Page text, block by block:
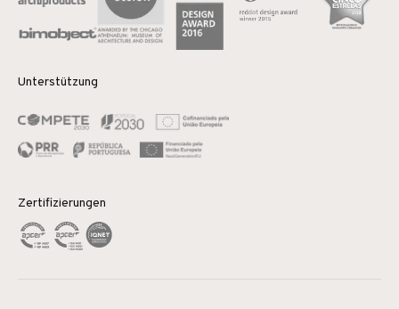
Unterstützung
Zertifizierungen